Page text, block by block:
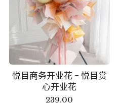
悦目商务开业花 - 悦目赏
心开业花
239.00